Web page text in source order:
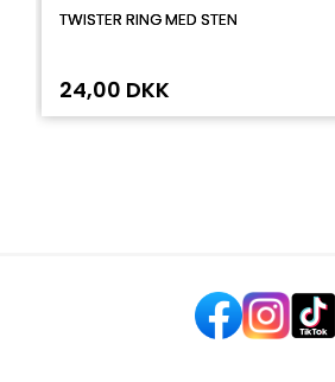
TWISTER RING MED STEN
24,00 DKK